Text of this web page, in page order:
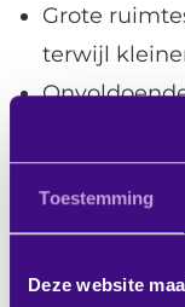
Toestemming
Deze website
Grote
terwijl
schermen